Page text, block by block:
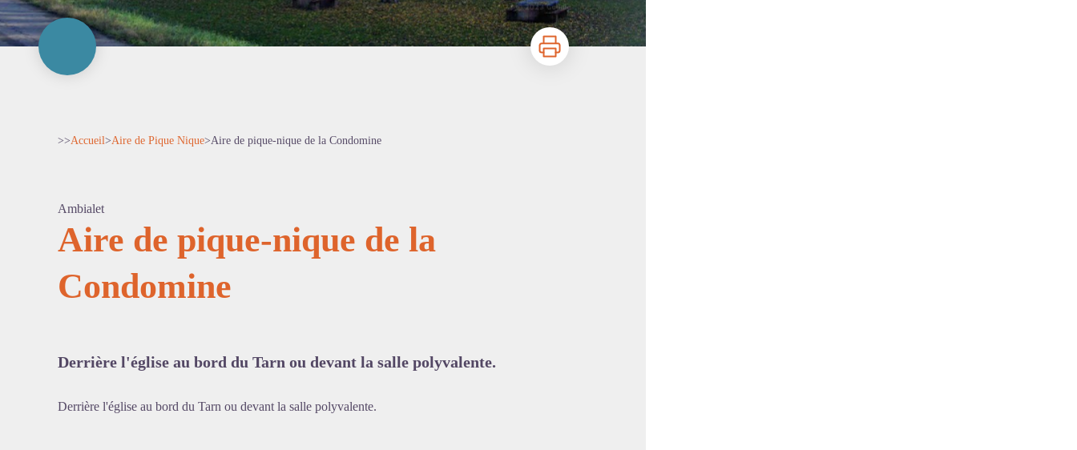
Imprimer
>>Accueil>Aire de Pique Nique>Aire de pique-nique de la Condomine
Ambialet
Aire de pique-nique de la
Condomine
Derrière l'église au bord du Tarn ou devant la salle polyvalente.
Derrière l'église au bord du Tarn ou devant la salle polyvalente.